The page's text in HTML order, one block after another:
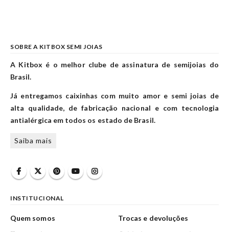
SOBRE A KITBOX SEMI JOIAS
A Kitbox é o melhor clube de assinatura de semijoias do
Brasil.
Já entregamos caixinhas com muito amor e semi joias de
alta qualidade, de fabricação nacional e com tecnologia
antialérgica em todos os estado de Brasil.
Saiba mais
INSTITUCIONAL
Quem somos
Trocas e devoluções